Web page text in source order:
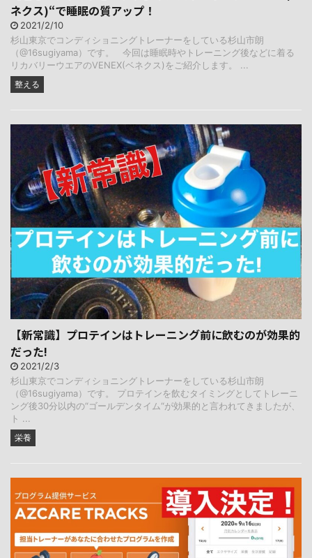
ネクス)“で睡眠の質アップ！
2021/2/10
杉山東京でコンディショニングトレーナーをしている杉山市朗
（@16sugiyama）です。 今回は睡眠時やトレーニング後などに着る
リカバリーウエアのVENEX(ベネクス)をご紹介します。 ...
整える
【新常識】プロテインはトレーニング前に飲むのが効果的
だった!
2021/2/3
杉山東京でコンディショニングトレーナーをしている杉山市朗
（@16sugiyama）です。 プロテインを飲むタイミングとしてトレーニ
ング後30分以内の“ゴールデンタイム“が効果的と言われてきましたが、
ト ...
栄養